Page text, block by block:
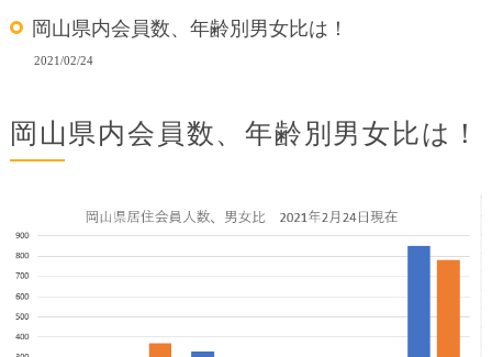
岡山県内会員数、年齢別男女比は！
2021/02/24
岡山県内会員数、年齢別男女比は！